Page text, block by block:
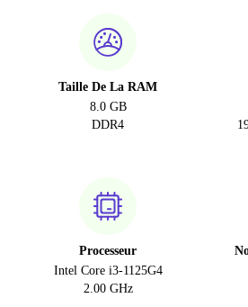
Taille De La RAM
8.0 GB
DDR4
Processeur
Intel Core i3-1125G4
2.00 GHz